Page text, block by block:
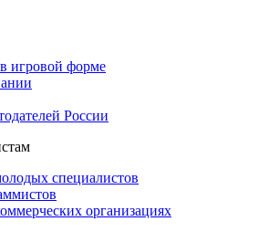
игровой форме
России
специалистов
организациях